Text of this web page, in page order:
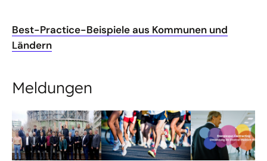
Best-Practice-Beispiele aus Kommunen und
Ländern
Meldungen